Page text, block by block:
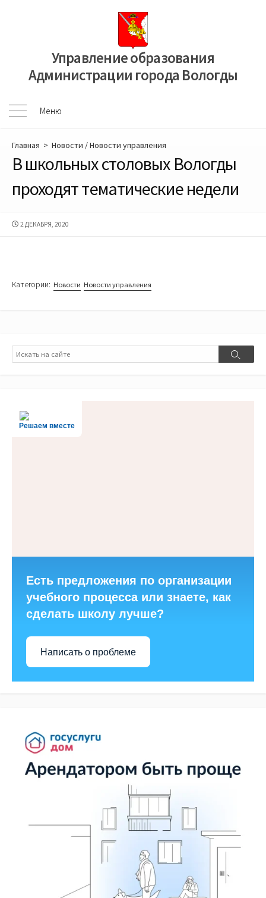
Управление образования
Администрации города Вологды
Меню
Меню
Главная > Новости /Новости управления
В школьных столовых Вологды
проходят тематические недели
ДАТА
2 ДЕКАБРЯ, 2020
Категории: Новости Новости управления
Поиск
Поиск
Решаем вместе
Есть предложения по организации
учебного процесса или знаете, как
сделать школу лучше?
Написать о проблеме